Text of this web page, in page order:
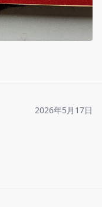
2026年5月17日